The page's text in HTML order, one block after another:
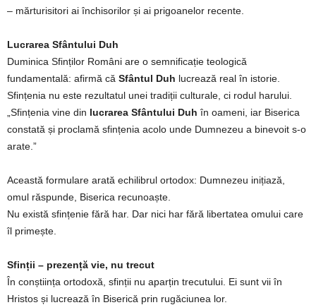
– mărturisitori ai închisorilor și ai prigoanelor recente.
Lucrarea Sfântului Duh
Duminica Sfinților Români are o semnificație teologică
fundamentală: afirmă că Sfântul Duh lucrează real în istorie.
Sfințenia nu este rezultatul unei tradiții culturale, ci rodul harului.
„Sfințenia vine din lucrarea Sfântului Duh în oameni, iar Biserica
constată și proclamă sfințenia acolo unde Dumnezeu a binevoit s-o
arate.”
Această formulare arată echilibrul ortodox: Dumnezeu inițiază,
omul răspunde, Biserica recunoaște.
Nu există sfințenie fără har. Dar nici har fără libertatea omului care
îl primește.
Sfinții – prezență vie, nu trecut
În conștiința ortodoxă, sfinții nu aparțin trecutului. Ei sunt vii în
Hristos și lucrează în Biserică prin rugăciunea lor.